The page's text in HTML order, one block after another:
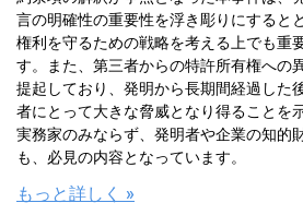
言の明確性の重要性を浮き彫りにすると
権利を守るための戦略を考える上でも重
す。また、第三者からの特許所有権への
提起しており、発明から長期間経過した
者にとって大きな脅威となり得ることを
実務家のみならず、発明者や企業の知的
も、必見の内容となっています。
もっと詳しく »